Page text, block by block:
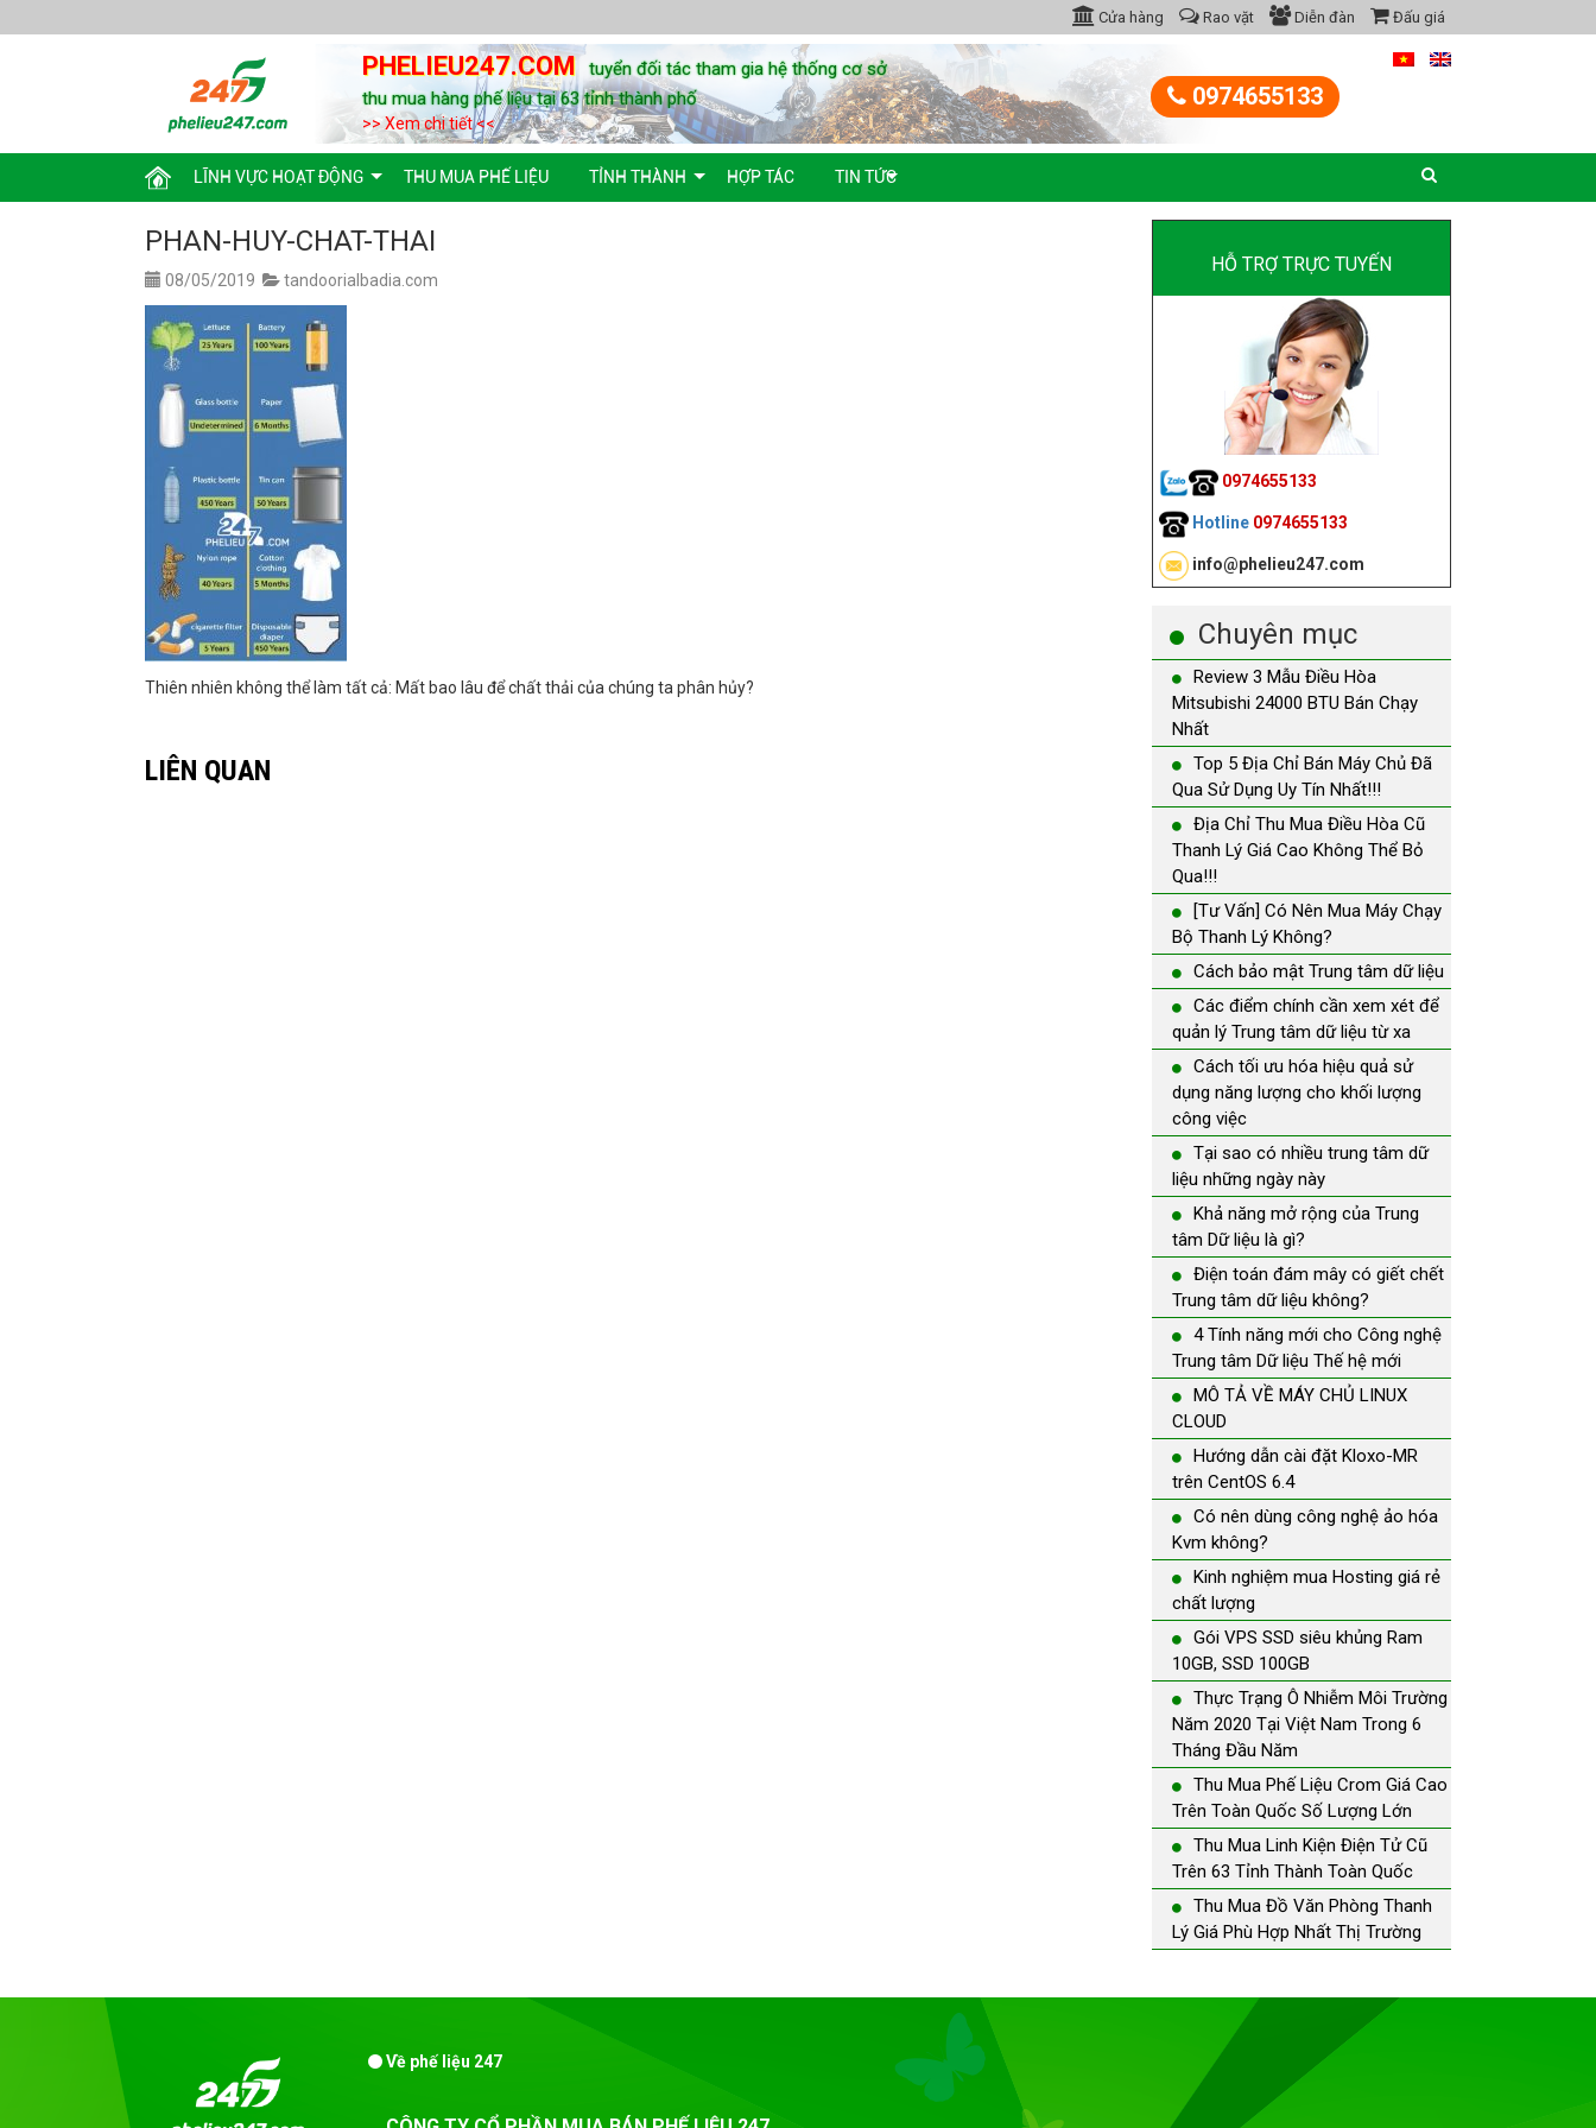
Cửa hàng Rao vặt Diễn đàn Đấu giá
PHELIEU247.COM
tuyển đối tác tham gia hệ thống cơ sở
thu mua hàng phế liệu tại 63 tỉnh thành phố
>> Xem chi tiết <<
0974655133
LĨNH VỰC HOẠT ĐỘNG THU MUA PHẾ LIỆU TỈNH THÀNH HỢP TÁC TIN TỨC
PHAN-HUY-CHAT-THAI
08/05/2019 tandoorialbadia.com
Thiên nhiên không thể làm tất cả: Mất bao lâu để chất thải của chúng ta phân hủy?
LIÊN QUAN
HỖ TRỢ TRỰC TUYẾN
0974655133
Hotline 0974655133
info@phelieu247.com
Chuyên mục
Review 3 Mẫu Điều Hòa
Mitsubishi 24000 BTU Bán Chạy
Nhất
Top 5 Địa Chỉ Bán Máy Chủ Đã
Qua Sử Dụng Uy Tín Nhất!!!
Địa Chỉ Thu Mua Điều Hòa Cũ
Thanh Lý Giá Cao Không Thể Bỏ
Qua!!!
[Tư Vấn] Có Nên Mua Máy Chạy
Bộ Thanh Lý Không?
Cách bảo mật Trung tâm dữ liệu
Các điểm chính cần xem xét để
quản lý Trung tâm dữ liệu từ xa
Cách tối ưu hóa hiệu quả sử
dụng năng lượng cho khối lượng
công việc
Tại sao có nhiều trung tâm dữ
liệu những ngày này
Khả năng mở rộng của Trung
tâm Dữ liệu là gì?
Điện toán đám mây có giết chết
Trung tâm dữ liệu không?
4 Tính năng mới cho Công nghệ
Trung tâm Dữ liệu Thế hệ mới
MÔ TẢ VỀ MÁY CHỦ LINUX
CLOUD
Hướng dẫn cài đặt Kloxo-MR
trên CentOS 6.4
Có nên dùng công nghệ ảo hóa
Kvm không?
Kinh nghiệm mua Hosting giá rẻ
chất lượng
Gói VPS SSD siêu khủng Ram
10GB, SSD 100GB
Thực Trạng Ô Nhiễm Môi Trường
Năm 2020 Tại Việt Nam Trong 6
Tháng Đầu Năm
Thu Mua Phế Liệu Crom Giá Cao
Trên Toàn Quốc Số Lượng Lớn
Thu Mua Linh Kiện Điện Tử Cũ
Trên 63 Tỉnh Thành Toàn Quốc
Thu Mua Đồ Văn Phòng Thanh
Lý Giá Phù Hợp Nhất Thị Trường
Về phế liệu 247